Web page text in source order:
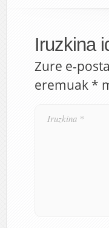
Iruzkina
Zure e-
eremuak *